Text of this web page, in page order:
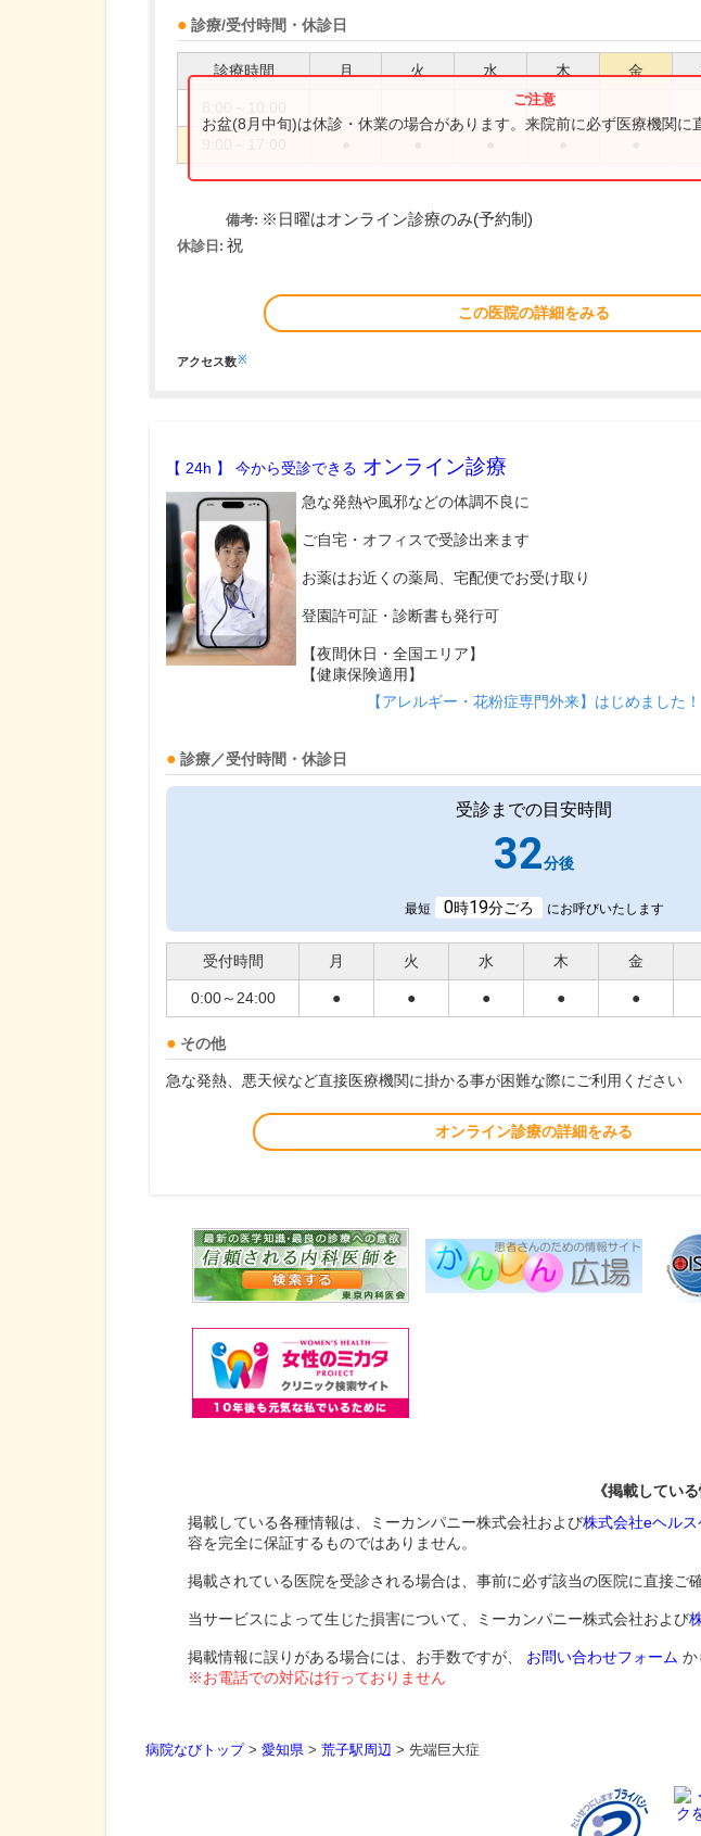
診療/受付時間・休診日
診療時間 月 火 水 木 金
お盆(8月中旬)は休診・休業の場合があります。来院前に必ず医療機関に
備考: ※日曜はオンライン診療のみ(予約制)
休診日: 祝
この医院の詳細をみる
アクセス数※
【 24h 】 今から受診できる オンライン診療
急な発熱や風邪などの体調不良に
ご自宅・オフィスで受診出来ます
お薬はお近くの薬局、宅配便でお受け取り
登園許可証・診断書も発行可
【夜間休日・全国エリア】
【健康保険適用】
【アレルギー・花粉症専門外来】はじめました！
診療／受付時間・休診日
受診までの目安時間
32分後
最短 0時19分ごろ にお呼びいたします
受付時間 月 火 水 木 金
0:00～24:00 ● ● ● ● ●
その他
急な発熱、悪天候など直接医療機関に掛かる事が困難な際にご利用ください
オンライン診療の詳細をみる
《掲載してい
掲載している各種情報は、ミーカンパニー株式会社および株式会社eヘルス
容を完全に保証するものではありません。
掲載されている医院を受診される場合は、事前に必ず該当の医院に直接ご
当サービスによって生じた損害について、ミーカンパニー株式会社および
掲載情報に誤りがある場合には、お手数ですが、 お問い合わせフォーム か
※お電話での対応は行っておりません
病院なびトップ> 愛知県 > 荒子駅周辺 > 先端巨大症